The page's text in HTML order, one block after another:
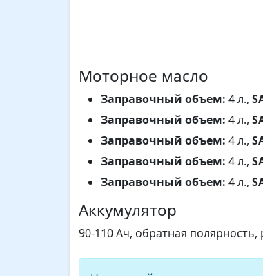
Моторное масло
Заправочный объем: 4 л.,
Заправочный объем: 4 л.,
Заправочный объем: 4 л.,
Заправочный объем: 4 л.,
Заправочный объем: 4 л.,
Аккумулятор
90-110 Ач, обратная